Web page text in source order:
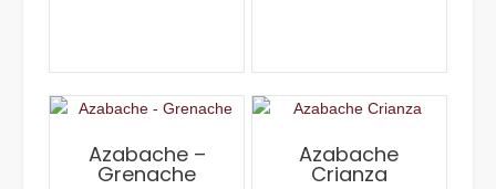
Azabache –
Grenache
Azabache
Crianza